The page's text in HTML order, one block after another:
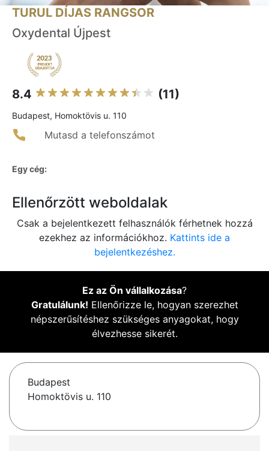
TURUL DÍJAS RANGSOR
Oxydental Újpest
8.4 (11)
Budapest, Homoktövis u. 110
Mutasd a telefonszámot
Egy cég:
Ellenőrzött weboldalak
Csak a bejelentkezett felhasználók férhetnek hozzá
ezekhez az információkhoz. Kattints ide a
bejelentkezéshez.
Ez az Ön vállalkozása?
Gratulálunk! Ellenőrizze le, hogyan szerezhet
népszerűsítéshez szükséges anyagokat, hogy
élvezhesse sikerét.
Budapest
Homoktövis u. 110